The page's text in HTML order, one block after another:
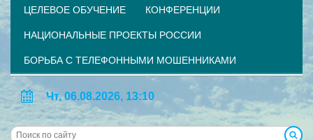
ЦЕЛЕВОЕ ОБУЧЕНИЕ КОНФЕРЕНЦИИ
НАЦИОНАЛЬНЫЕ ПРОЕКТЫ РОССИИ
БОРЬБА С ТЕЛЕФОННЫМИ МОШЕННИКАМИ
Чт, 06.08.2026, 13:10